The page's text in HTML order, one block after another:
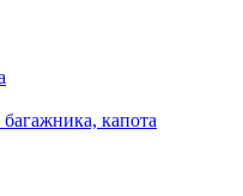
капота